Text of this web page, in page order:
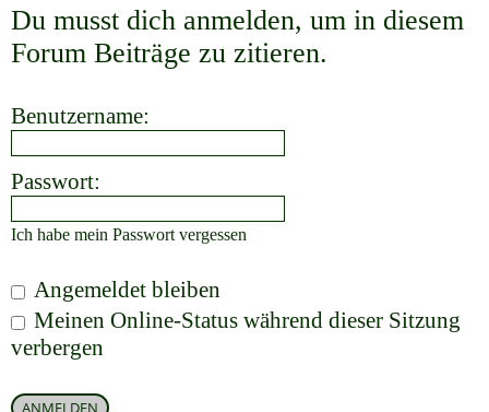
Du musst dich anmelden, um in diesem
Forum Beiträge zu zitieren.
Benutzername:
Passwort:
Ich habe mein Passwort vergessen
Angemeldet bleiben
Meinen Online-Status während dieser Sitzung
verbergen